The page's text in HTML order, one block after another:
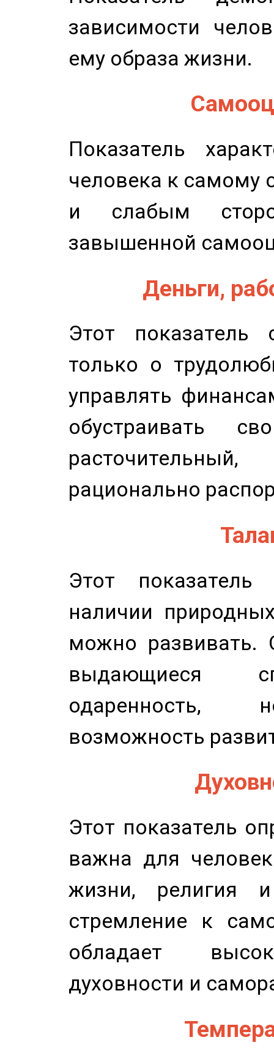
зависимости
ему образа жизни.
Показатель
человека к самому
и слабым
завышенной
Деньги,
Этот показатель
только о
управлять
обустраивать
рационально
Этот показатель
наличии
можно развивать.
выдающиеся
одаренность,
возможность
Этот показатель
важна для
жизни, религия
стремление к
обладает
духовности и